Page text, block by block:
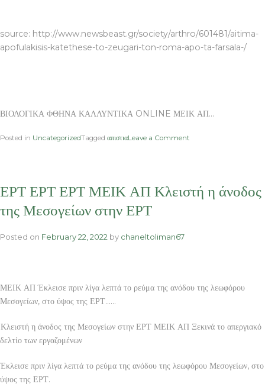
source: http://www.newsbeast.gr/society/arthro/601481/aitima-
apofulakisis-katethese-to-zeugari-ton-roma-apo-ta-farsala-/
ΒΙΟΛΟΓΙΚΑ ΦΘΗΝΑ ΚΑΛΛΥΝΤΙΚΑ ONLINE ΜΕΙΚ ΑΠ…
Posted in UncategorizedTagged απιστιαLeave a Comment
ΦΘΗΝΑ
ζευγάρι
από
ΕΡΤ ΕΡΤ ΕΡΤ ΜΕΙΚ ΑΠ Κλειστή η άνοδος
της Μεσογείων στην ΕΡΤ
Posted on February 22, 2022 by chaneltoliman67
ΜΕΙΚ ΑΠ Έκλεισε πριν λίγα λεπτά το ρεύμα της ανόδου της λεωφόρου
Μεσογείων, στο ύψος της ΕΡΤ……
Κλειστή η άνοδος της Μεσογείων στην ΕΡΤ ΜΕΙΚ ΑΠ Ξεκινά το απεργιακό
δελτίο των εργαζομένων
Έκλεισε πριν λίγα λεπτά το ρεύμα της ανόδου της λεωφόρου Μεσογείων, στο
ύψος της ΕΡΤ.